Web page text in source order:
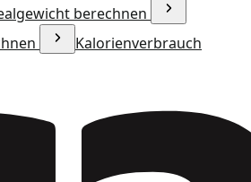
berechnen
Kalorienverbrauch